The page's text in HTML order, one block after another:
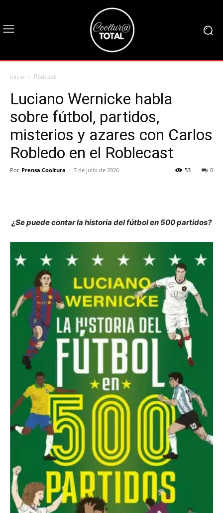
Inicio Pódcast
Luciano Wernicke habla
sobre fútbol, partidos,
misterios y azares con Carlos
Robledo en el Roblecast
Por Prensa Cooltura - 7 de julio de 2026 0
53
¿Se puede contar la historia del fútbol en 500 partidos?